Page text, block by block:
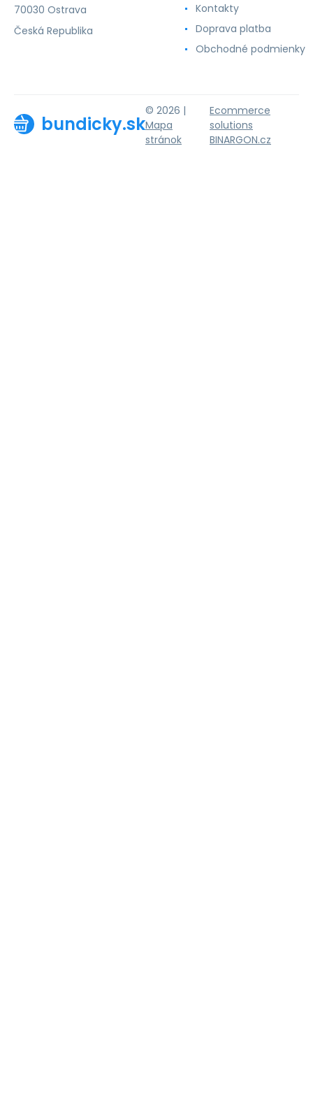
70030 Ostrava
Česká Republika
Kontakty
Doprava platba
Obchodné podmienky
bundicky.sk
© 2026 |
Mapa
stránok
Ecommerce
solutions
BINARGON.cz